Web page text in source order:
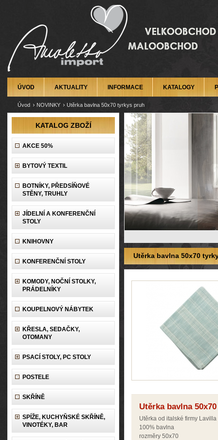
ÚVOD AKTUALITY INFORMACE KATALOGY
Úvod NOVINKY Utěrka bavlna 50x70 tyrkys pruh
KATALOG ZBOŽÍ
AKCE 50%
BYTOVÝ TEXTIL
BOTNÍKY, PŘEDSÍŇOVÉ
STĚNY, TRUHLY
JÍDELNÍ A KONFERENČNÍ
STOLY
KNIHOVNY
KONFERENČNÍ STOLY
KOMODY, NOČNÍ STOLKY,
PRÁDELNÍKY
KOUPELNOVÝ NÁBYTEK
KŘESLA, SEDAČKY,
OTOMANY
PSACÍ STOLY, PC STOLY
POSTELE
SKŘÍNĚ
SPÍŽE, KUCHYŇSKÉ SKŘÍNĚ,
VINOTÉKY, BAR
Utěrka bavlna 50x70
Utěrka bavlna
Utěrka od italské firmy Lavilla
100% bavlna
rozměry 50x70